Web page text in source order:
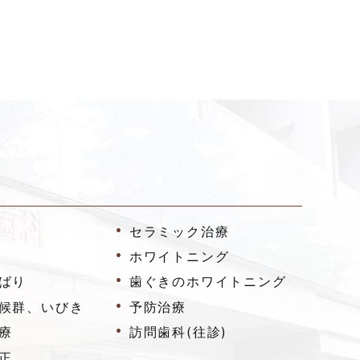
り
群、いびき
セラミック治療
ホワイトニング
歯ぐきのホワイトニング
予防治療
訪問歯科(往診)